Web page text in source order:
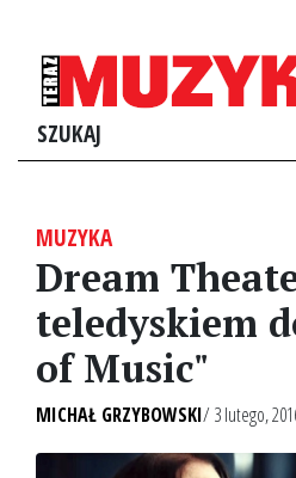
SZUKAJ
MUZYKA
Dream
teledyskiem
of Music"
MICHAŁ GRZYBOWSKI/ 3 lutego,